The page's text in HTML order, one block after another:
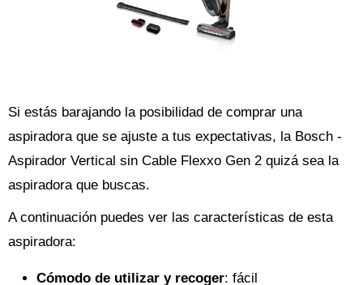
Si estás barajando la posibilidad de comprar una
aspiradora que se ajuste a tus expectativas, la Bosch -
Aspirador Vertical sin Cable Flexxo Gen 2 quizá sea la
aspiradora que buscas.
A continuación puedes ver las características de esta
aspiradora:
Cómodo de utilizar y recoger: fácil